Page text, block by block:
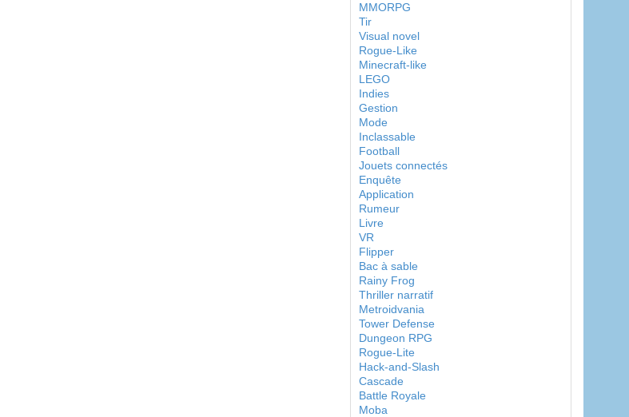
MMORPG
Tir
Visual novel
Rogue-Like
Minecraft-like
LEGO
Indies
Gestion
Mode
Inclassable
Football
Jouets connectés
Enquête
Application
Rumeur
Livre
VR
Flipper
Bac à sable
Rainy Frog
Thriller narratif
Metroidvania
Tower Defense
Dungeon RPG
Rogue-Lite
Hack-and-Slash
Cascade
Battle Royale
Moba